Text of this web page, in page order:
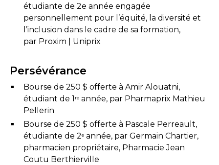
étudiante de 2e année engagée
personnellement pour l’équité, la diversité et
l’inclusion dans le cadre de sa formation,
par Proxim | Uniprix
Persévérance
Bourse de 250 $ offerte à Amir Alouatni,
étudiant de 1 re année, par Pharmaprix Mathieu
Pellerin
Bourse de 250 $ offerte à Pascale Perreault,
étudiante de 2e année, par Germain Chartier,
pharmacien propriétaire, Pharmacie Jean
Coutu Berthierville